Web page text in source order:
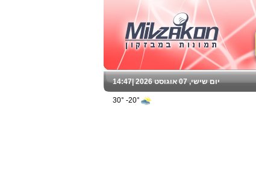
14:47 יום שישי, 07 אוגוסט 2026 |
20°- 30°